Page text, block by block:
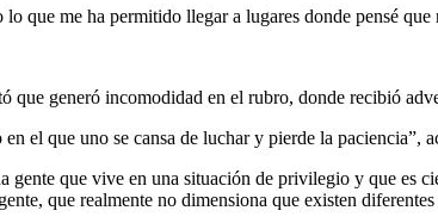
que me ha permitido llegar a lugares donde pensé que
generó incomodidad en el rubro, donde recibió
el que uno se cansa de luchar y pierde la paciencia”,
que vive en una situación de privilegio y que es
que realmente no dimensiona que existen diferentes